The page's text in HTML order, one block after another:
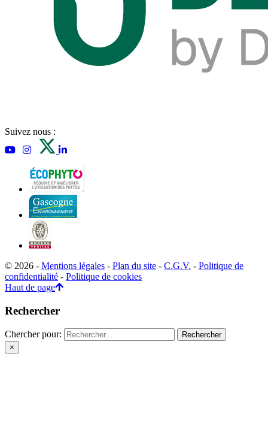
Suivez nous :
© 2026 - Mentions légales - Plan du site - C.G.V. - Politique de
confidentialité - Politique de cookies
Haut de page
Rechercher
Chercher pour:
×